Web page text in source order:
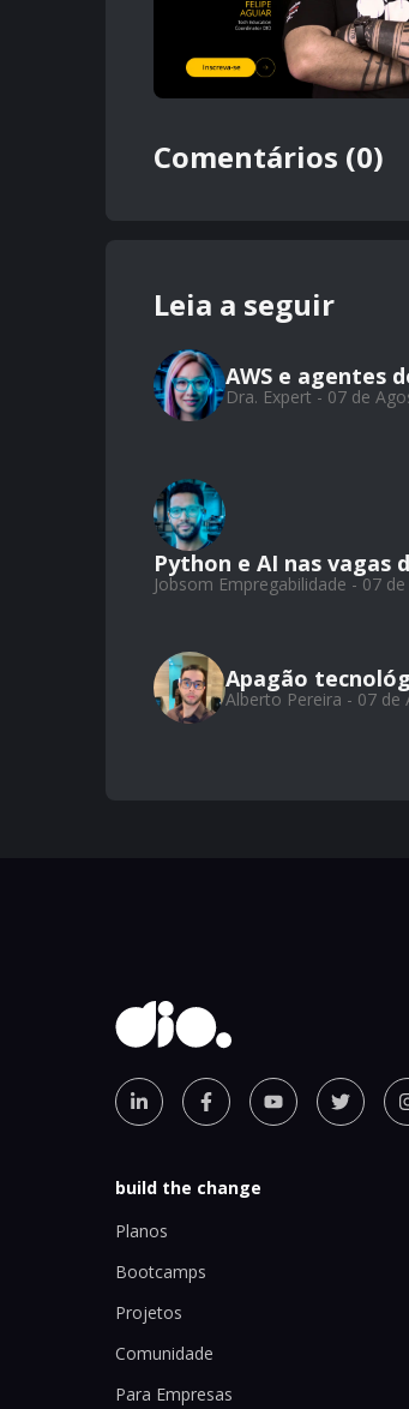
Comentários (0)
Leia a seguir
AWS e agentes
Dra. Expert - 07 de
Python e AI nas vagas
Jobsom Empregabilidade - 07
Apagão
Alberto Pereira - 07 de
build the change
Planos
Bootcamps
Projetos
Comunidade
Para Empresas